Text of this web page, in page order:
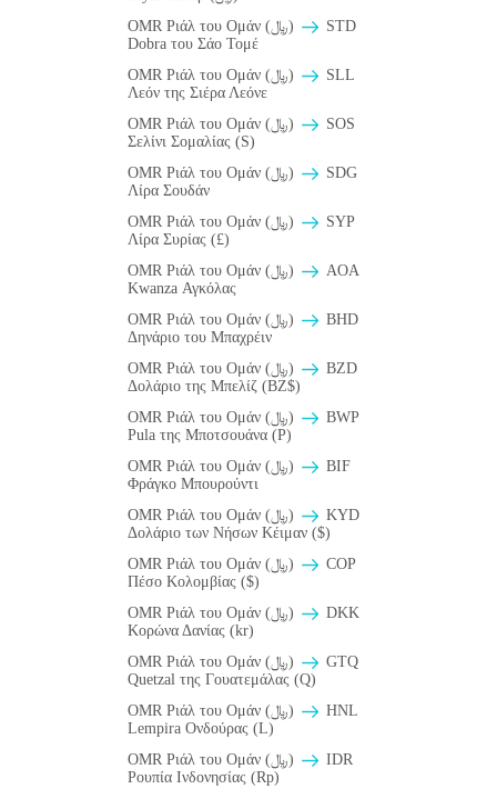
OMR Ριάλ του Ομάν (﷼)
STD
Dobra του Σάο Τομέ
OMR Ριάλ του Ομάν (﷼)
SLL
Λεόν της Σιέρα Λεόνε
OMR Ριάλ του Ομάν (﷼)
SOS
Σελίνι Σομαλίας (S)
OMR Ριάλ του Ομάν (﷼)
SDG
Λίρα Σουδάν
OMR Ριάλ του Ομάν (﷼)
SYP
Λίρα Συρίας (£)
OMR Ριάλ του Ομάν (﷼)
AOA
Kwanza Αγκόλας
OMR Ριάλ του Ομάν (﷼)
BHD
Δηνάριο του Μπαχρέιν
OMR Ριάλ του Ομάν (﷼)
BZD
Δολάριο της Μπελίζ (BZ$)
OMR Ριάλ του Ομάν (﷼)
BWP
Pula της Μποτσουάνα (P)
OMR Ριάλ του Ομάν (﷼)
BIF
Φράγκο Μπουρούντι
OMR Ριάλ του Ομάν (﷼)
KYD
Δολάριο των Νήσων Κέιμαν ($)
OMR Ριάλ του Ομάν (﷼)
COP
Πέσο Κολομβίας ($)
OMR Ριάλ του Ομάν (﷼)
DKK
Κορώνα Δανίας (kr)
OMR Ριάλ του Ομάν (﷼)
GTQ
Quetzal της Γουατεμάλας (Q)
OMR Ριάλ του Ομάν (﷼)
HNL
Lempira Ονδούρας (L)
OMR Ριάλ του Ομάν (﷼)
IDR
Ρουπία Ινδονησίας (Rp)